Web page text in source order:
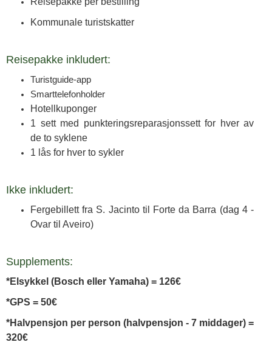
Kommunale turistskatter
Reisepakke inkludert:
Turistguide-app
Smarttelefonholder
Hotellkuponger
1 sett med punkteringsreparasjonssett for hver av
de to syklene
1 lås for hver to sykler
Ikke inkludert:
Fergebillett fra S. Jacinto til Forte da Barra (dag 4 -
Ovar til Aveiro)
Supplements:
*Elsykkel (Bosch eller Yamaha) = 126€
*GPS = 50€
*Halvpensjon per person (halvpensjon - 7 middager) =
320€